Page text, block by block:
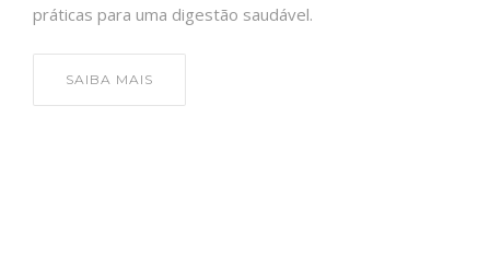
práticas para uma digestão saudável.
SAIBA MAIS